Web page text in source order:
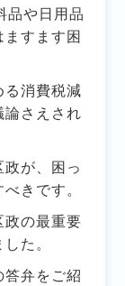
品や日用品
すます困
消費税減
さえされ
が、困っ
きです。
の最重要
た。
弁をご紹